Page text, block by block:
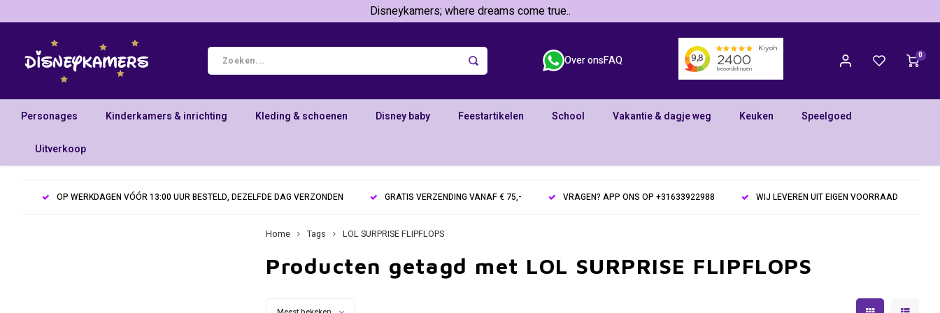
Disneykamers; where dreams come true..
Over onsFAQ 0
Personages Kinderkamers & inrichting Kleding & schoenen Disney baby Feestartikelen School Vakantie & dagje weg Keuken Speelgoed
Uitverkoop
OP WERKDAGEN VÓÓR 13:00 UUR BESTELD, DEZELFDE DAG VERZONDEN GRATIS VERZENDING VANAF € 75,- VRAGEN? APP ONS OP +31633922988 WIJ LEVEREN UIT EIGEN VOORRAAD
Home Tags LOL SURPRISE FLIPFLOPS
Producten getagd met LOL SURPRISE FLIPFLOPS